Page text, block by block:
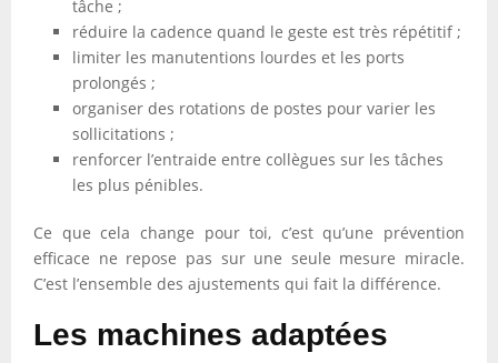
tâche ;
réduire la cadence quand le geste est très répétitif ;
limiter les manutentions lourdes et les ports
prolongés ;
organiser des rotations de postes pour varier les
sollicitations ;
renforcer l’entraide entre collègues sur les tâches
les plus pénibles.
Ce que cela change pour toi, c’est qu’une prévention
efficace ne repose pas sur une seule mesure miracle.
C’est l’ensemble des ajustements qui fait la différence.
Les machines adaptées